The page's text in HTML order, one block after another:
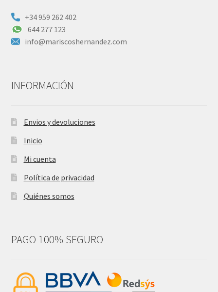
+34 959 262 402
644 277 123
info@mariscoshernandez.com
INFORMACIÓN
Envios y devoluciones
Inicio
Mi cuenta
Política de privacidad
Quiénes somos
PAGO 100% SEGURO